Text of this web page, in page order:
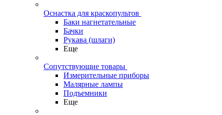
Оснастка для краскопультов
Баки нагнетательные
Бачки
Рукава (шлаги)
Еще
Сопутствующие товары
Измерительные приборы
Малярные лампы
Подъемники
Еще